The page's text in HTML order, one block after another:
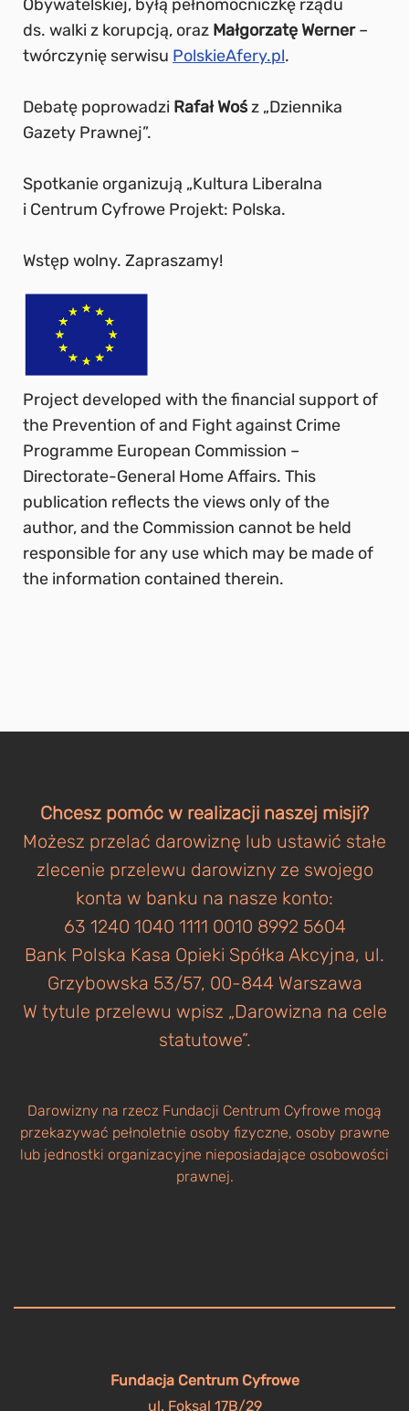
Obywatelskiej, byłą pełnomocniczkę rządu
ds. walki z korupcją, oraz MałgorzatęWerner–
twórczynię serwisu PolskieAfery.pl.
Debatę poprowadzi RafałWośz „Dziennika
Gazety Prawnej”.
Spotkanie organizują „Kultura Liberalna
i Centrum Cyfrowe Projekt: Polska.
Wstęp wolny. Zapraszamy!
Project developed with the financial support of
the Prevention of and Fight against Crime
Programme European Commission –
Directorate-General Home Affairs. This
publication reflects the views only of the
author, and the Commission cannot be held
responsible for any use which may be made of
the information contained therein.
Chcesz pomóc w realizacji naszej misji?
Możesz przelać darowiznę lub ustawić stałe
zlecenie przelewu darowizny ze swojego
konta w banku na nasze konto:
63 1240 1040 1111 0010 8992 5604
Bank Polska Kasa Opieki Spółka Akcyjna, ul.
Grzybowska 53/57, 00-844 Warszawa
W tytule przelewu wpisz „Darowizna na cele
statutowe”.
Darowizny na rzecz Fundacji Centrum Cyfrowe mogą
przekazywać pełnoletnie osoby fizyczne, osoby prawne
lub jednostki organizacyjne nieposiadające osobowości
prawnej.
Fundacja Centrum Cyfrowe
ul. Foksal 17B/29